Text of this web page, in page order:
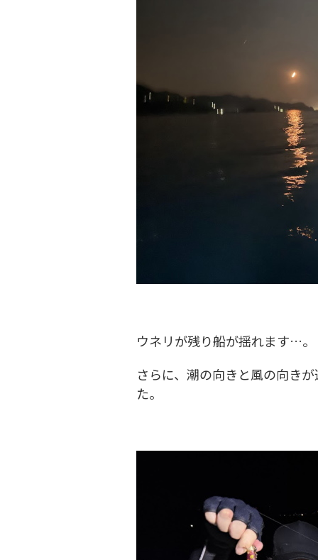
ウネリが残り船が揺れます…。
さらに、潮の向きと風の向き
た。